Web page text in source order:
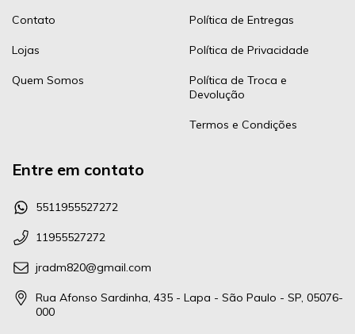
Contato
Lojas
Quem Somos
Política de Entregas
Política de Privacidade
Política de Troca e
Devolução
Termos e Condições
Entre em contato
5511955527272
11955527272
jradm820@gmail.com
Rua Afonso Sardinha, 435 - Lapa - São Paulo - SP, 05076-
000